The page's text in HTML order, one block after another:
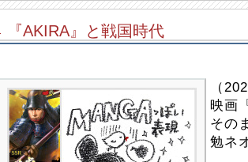
『AKIRA』と戦国時代
（
映画
その
勉ネ